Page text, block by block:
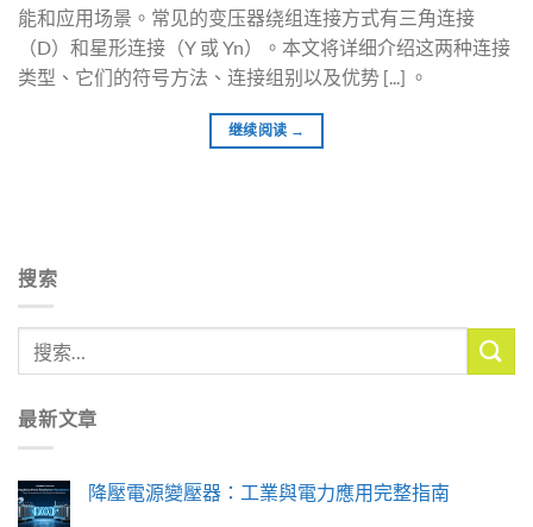
能和应用场景。常见的变压器绕组连接方式有三角连接
（D）和星形连接（Y 或 Yn）。本文将详细介绍这两种连接
类型、它们的符号方法、连接组别以及优势 [...] 。
继续阅读 →
搜索
最新文章
降壓電源變壓器：工業與電力應用完整指南